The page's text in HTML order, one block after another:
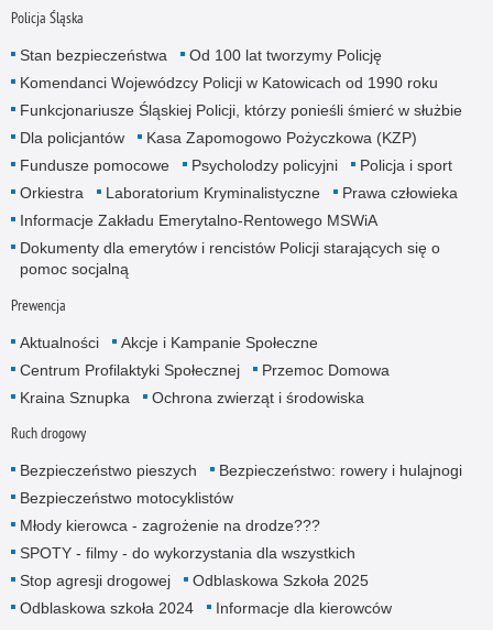
Policja Śląska
Stan bezpieczeństwa
Od 100 lat tworzymy Policję
Komendanci Wojewódzcy Policji w Katowicach od 1990 roku
Funkcjonariusze Śląskiej Policji, którzy ponieśli śmierć w służbie
Dla policjantów
Kasa Zapomogowo Pożyczkowa (KZP)
Fundusze pomocowe
Psycholodzy policyjni
Policja i sport
Orkiestra
Laboratorium Kryminalistyczne
Prawa człowieka
Informacje Zakładu Emerytalno-Rentowego MSWiA
Dokumenty dla emerytów i rencistów Policji starających się o
pomoc socjalną
Prewencja
Aktualności
Akcje i Kampanie Społeczne
Centrum Profilaktyki Społecznej
Przemoc Domowa
Kraina Sznupka
Ochrona zwierząt i środowiska
Ruch drogowy
Bezpieczeństwo pieszych
Bezpieczeństwo: rowery i hulajnogi
Bezpieczeństwo motocyklistów
Młody kierowca - zagrożenie na drodze???
SPOTY - filmy - do wykorzystania dla wszystkich
Stop agresji drogowej
Odblaskowa Szkoła 2025
Odblaskowa szkoła 2024
Informacje dla kierowców